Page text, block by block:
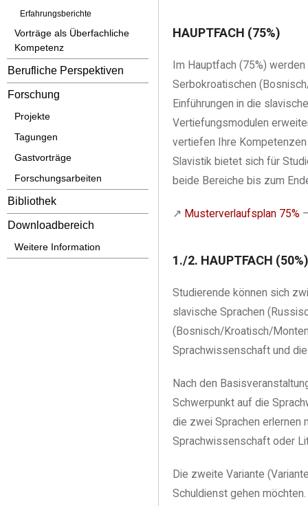
Erfahrungsberichte
Vorträge als Überfachliche
Kompetenz
Berufliche Perspektiven
Forschung
Projekte
Tagungen
Gastvorträge
Forschungsarbeiten
Bibliothek
Downloadbereich
Weitere Information
HAUPTFACH (75%)
Im Hauptfach (75%)
Serbokroatischen
Einführungen in die
Vertiefungsmodulen
vertiefen Ihre Kompetenzen
Slavistik bietet sich für
beide Bereiche bis zum
↗︎ Musterverlaufsplan 75%
1./2. HAUPTFACH (50%)
Studierende können sich
slavische Sprachen
(Bosnisch/Kroatisch/
Sprachwissenschaft und
Nach den
Schwerpunkt auf die
die zwei Sprachen erlernen
Sprachwissenschaft oder
Die zweite Variante
Schuldienst gehen